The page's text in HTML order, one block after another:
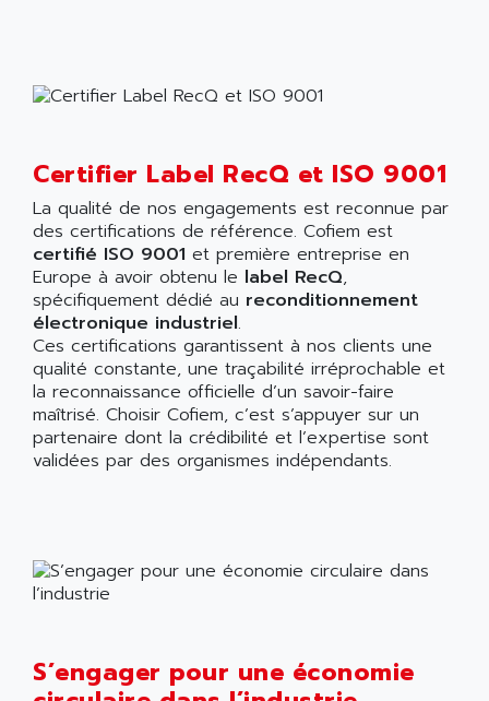
Certifier Label RecQ et ISO 9001
La qualité de nos engagements est reconnue par
des certifications de référence. Cofiem est
certifié ISO 9001 et première entreprise en
Europe à avoir obtenu le label RecQ,
spécifiquement dédié au reconditionnement
électronique industriel.
Ces certifications garantissent à nos clients une
qualité constante, une traçabilité irréprochable et
la reconnaissance officielle d’un savoir-faire
maîtrisé. Choisir Cofiem, c’est s’appuyer sur un
partenaire dont la crédibilité et l’expertise sont
validées par des organismes indépendants.
S’engager pour une économie